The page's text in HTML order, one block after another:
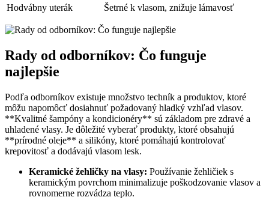
Hodvábny uterák
Šetrné k vlasom, znižuje lámavosť
Rady od odborníkov: Čo funguje
najlepšie
Podľa odborníkov existuje množstvo techník a produktov, ktoré
môžu napomôcť dosiahnuť požadovaný hladký vzhľad vlasov.
**Kvalitné šampóny a kondicionéry** sú základom pre zdravé a
uhladené vlasy. Je dôležité vyberať produkty, ktoré obsahujú
**prírodné oleje** a silikóny, ktoré pomáhajú kontrolovať
krepovitosť a dodávajú vlasom lesk.
Keramické žehličky na vlasy: Používanie žehličiek s
keramickým povrchom minimalizuje poškodzovanie vlasov a
rovnomerne rozvádza teplo.